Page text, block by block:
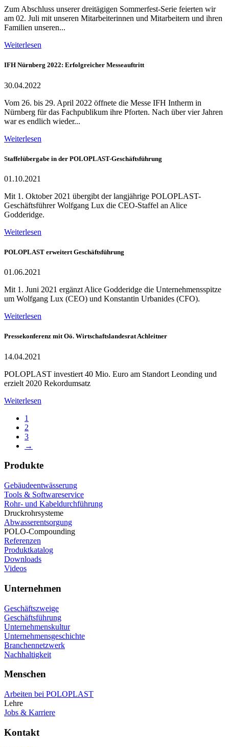
Zum Abschluss unserer dreitägigen Sommerfest-Serie feierten wir
am 02. Juli mit unseren Mitarbeiterinnen und Mitarbeitern und ihren
Familien unseren...
Weiterlesen
IFH Nürnberg 2022: Erfolgreicher Messeauftritt
30.04.2022
Vom 26. bis 29. April 2022 öffnete die Messe IFH Intherm in
Nürnberg für das Fachpublikum ihre Pforten. Nach über vier Jahren
war es endlich wieder...
Weiterlesen
Staffelübergabe in der POLOPLAST-Geschäftsführung
01.10.2021
Mit 1. Oktober 2021 übergibt der langjährige POLOPLAST-
Geschäftsführer Wolfgang Lux die CEO-Staffel an Alice
Godderidge.
Weiterlesen
POLOPLAST erweitert Geschäftsführung
01.06.2021
Mit 1. Juni 2021 ergänzt Alice Godderidge die Unternehmensspitze
um Wolfgang Lux (CEO) und Konstantin Urbanides (CFO).
Weiterlesen
Pressekonferenz mit Oö. Wirtschaftslandesrat Achleitner
14.04.2021
POLOPLAST investiert 40 Mio. Euro am Standort Leonding und
erzielt 2020 Rekordumsatz
Weiterlesen
1
2
3
→
Produkte
Gebäudeentwässerung
Tools & Softwareservice
Rohr- und Kabeldurchführung
Druckrohrsysteme
Abwasserentsorgung
POLO-Compounding
Referenzen
Produktkatalog
Downloads
Videos
Unternehmen
Geschäftszweige
Geschäftsführung
Unternehmenskultur
Unternehmensgeschichte
Branchennetzwerk
Nachhaltigkeit
Menschen
Arbeiten bei POLOPLAST
Lehre
Jobs & Karriere
Kontakt